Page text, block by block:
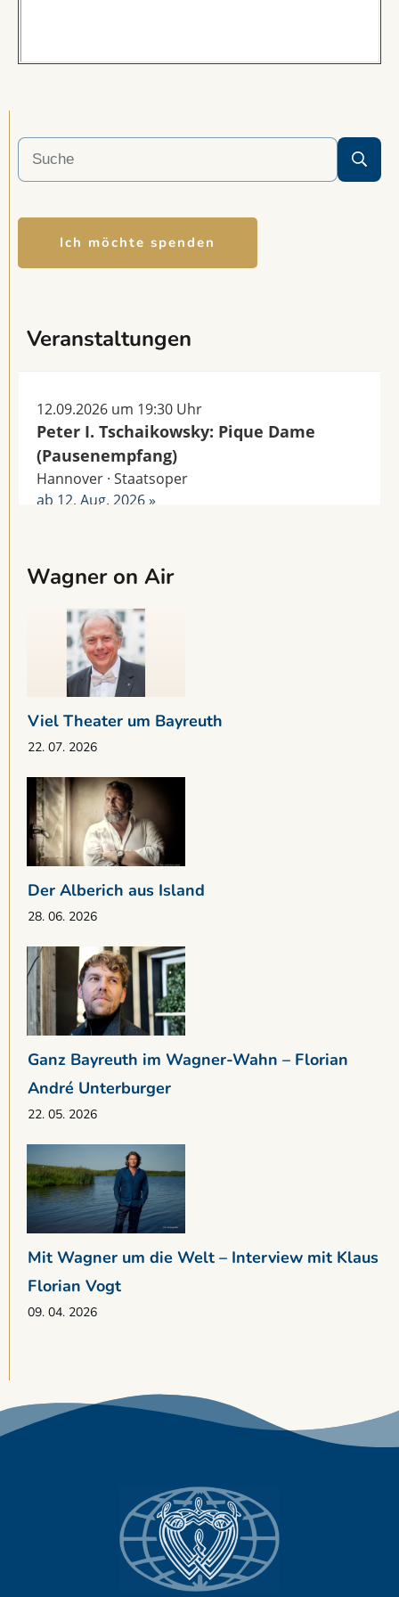
Ich möchte spenden
Veranstaltungen
Wagner on Air
Viel Theater um Bayreuth
22. 07. 2026
Der Alberich aus Island
28. 06. 2026
Ganz Bayreuth im Wagner-Wahn – Florian
André Unterburger
22. 05. 2026
Mit Wagner um die Welt – Interview mit Klaus
Florian Vogt
09. 04. 2026